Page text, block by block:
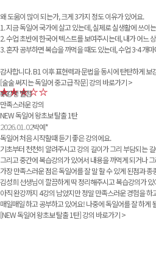
왜 도움이 많이 되는가, 크게 3가지 정도 이유가 있어요.
1. 지금 독일어 국가에 살고 있는데, 실제로 실생활에 쓰이
2. 수업 초반에 한국어 텍스트를 보여주시는데, 내가 어느
3. 혼자 공부하면 복습을 까먹을 때도 있는데, 수업 3-4 개
감사합니다. B1 이후 표현력과 문법을 동시에 탄탄하게
[술술 써지는 독일어 중고급 작문]강의 바로가기 >
수강생 별점
5.0
만족스러운 강의
NEW 독일어 왕초보 탈출 1탄
2026.01.02박예*
독일어 처음 시작할때 듣기 좋은 강의에요.
기초부터 천천히 알려주시고 강의 길이가 그리 부담되는
그리고 중간에 복습강의가 있어서 내용을 까먹게 되거나
가장 만족스러운 점은 독일어를 잘 말 할 수 있게 된점과
김성희 선생님이 깔끔하게 딱 정리해주시고 복습강의가 있
아직 완강까지 4강의 남았지만 정말 만족스러운 경험을
매일매일 하고 공부하고 있어요! 나중에 독일어를 잘 하게
[NEW 독일어 왕초보 탈출 1탄]강의 바로가기 >